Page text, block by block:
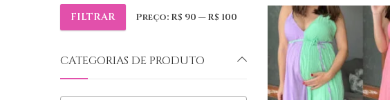
Preço
Preço
FILTRAR Preço: R$ 90 —R$ 100
CATEGORIAS DE PRODUTO